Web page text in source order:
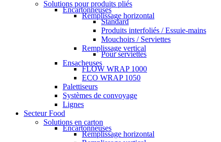
Solutions pour produits pliés
Encartonneuses
Remplissage horizontal
Standard
Produits interfoliés / Essuie-mains
Mouchoirs / Serviettes
Remplissage vertical
Pour serviettes
Ensacheuses
FLOW WRAP 1000
ECO WRAP 1050
Palettiseurs
Systèmes de convoyage
Lignes
Secteur Food
Solutions en carton
Encartonneuses
Remplissage horizontal